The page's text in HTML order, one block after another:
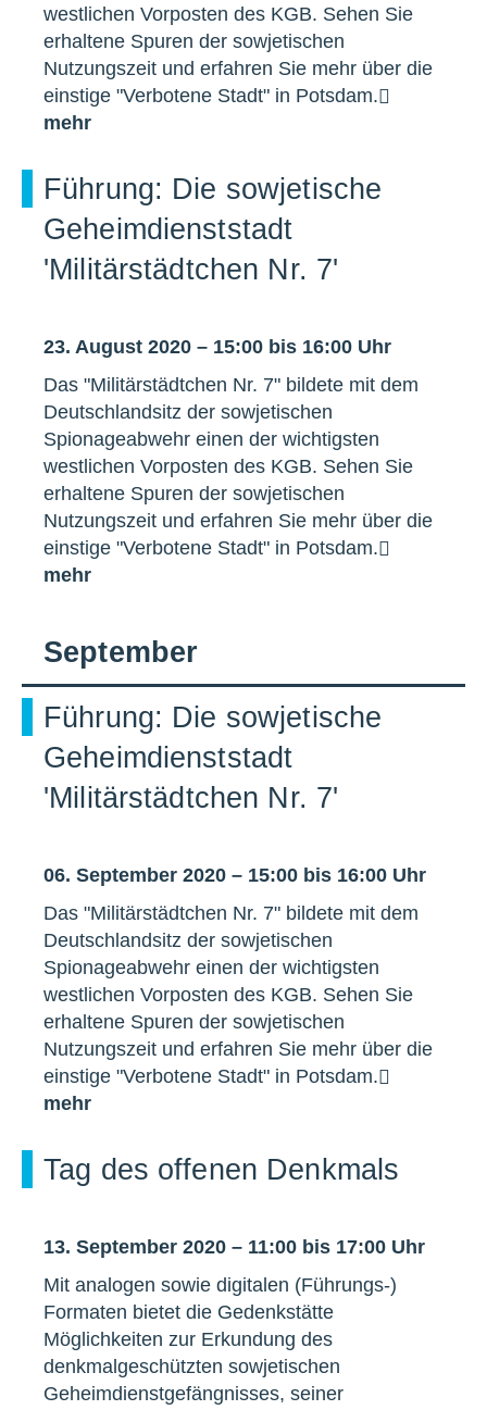
westlichen Vorposten des KGB. Sehen Sie
erhaltene Spuren der sowjetischen
Nutzungszeit und erfahren Sie mehr über die
einstige "Verbotene Stadt" in Potsdam.
mehr
Führung: Die sowjetische
Geheimdienststadt
'Militärstädtchen Nr. 7'
23. August 2020 – 15:00 bis 16:00 Uhr
Das "Militärstädtchen Nr. 7" bildete mit dem
Deutschlandsitz der sowjetischen
Spionageabwehr einen der wichtigsten
westlichen Vorposten des KGB. Sehen Sie
erhaltene Spuren der sowjetischen
Nutzungszeit und erfahren Sie mehr über die
einstige "Verbotene Stadt" in Potsdam.
mehr
September
Führung: Die sowjetische
Geheimdienststadt
'Militärstädtchen Nr. 7'
06. September 2020 – 15:00 bis 16:00 Uhr
Das "Militärstädtchen Nr. 7" bildete mit dem
Deutschlandsitz der sowjetischen
Spionageabwehr einen der wichtigsten
westlichen Vorposten des KGB. Sehen Sie
erhaltene Spuren der sowjetischen
Nutzungszeit und erfahren Sie mehr über die
einstige "Verbotene Stadt" in Potsdam.
mehr
Tag des offenen Denkmals
13. September 2020 – 11:00 bis 17:00 Uhr
Mit analogen sowie digitalen (Führungs-)
Formaten bietet die Gedenkstätte
Möglichkeiten zur Erkundung des
denkmalgeschützten sowjetischen
Geheimdienstgefängnisses, seiner